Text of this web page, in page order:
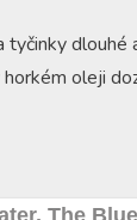
dlouhé
oleji